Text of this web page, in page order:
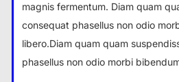
magnis fermentum. Diam quam
consequat phasellus non odio
libero.Diam quam quam
phasellus non odio morbi